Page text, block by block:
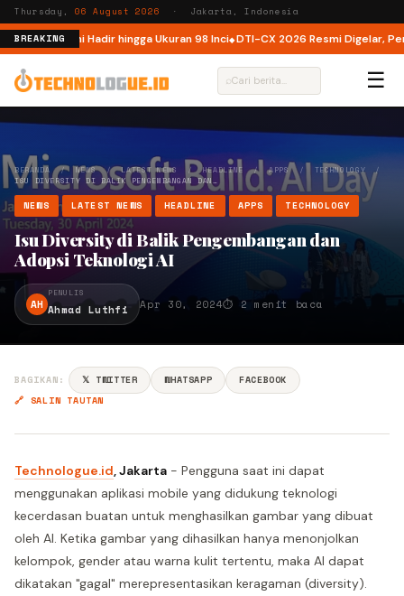
Thursday,06 August 2026 · Jakarta, Indonesia
BREAKINGKini Hadir hingga Ukuran 98 Inci DTI-CX 2026 Resmi Digelar,
⌕ ☰
BERANDA /NEWS/LATEST NEWS /HEADLINE /APPS/ TECHNOLOGY /
ISU DIVERSITY DI BALIK PENGEMBANGAN DAN…
NEWS LATEST NEWS HEADLINE APPS TECHNOLOGY
Isu Diversity di Balik Pengembangan dan
Adopsi Teknologi AI
AH
PENULIS
Ahmad Luthfi Apr 30, 2024⏱ 2 menit baca
BAGIKAN: 𝕏 TWITTER WHATSAPP
FACEBOOK
🔗 SALIN TAUTAN
Technologue.id, Jakarta - Pengguna saat ini dapat
menggunakan aplikasi mobile yang didukung teknologi
kecerdasan buatan untuk menghasilkan gambar yang dibuat
oleh AI. Ketika gambar yang dihasilkan hanya menonjolkan
kelompok, gender atau warna kulit tertentu, maka AI dapat
dikatakan "gagal" merepresentasikan keragaman (diversity).